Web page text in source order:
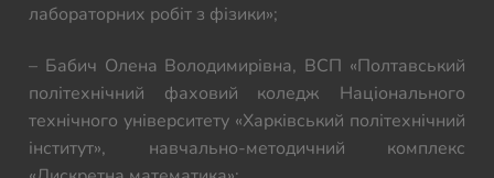
лабораторних робіт з фізики»;
– Бабич Олена Володимирівна, ВСП «Полтавський
політехнічний фаховий коледж Національного
технічного університету «Харківський політехнічний
інститут», навчально-методичний комплекс